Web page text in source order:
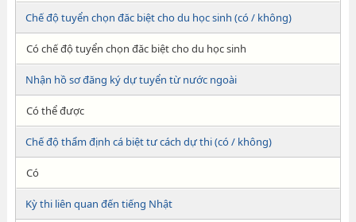
Chế độ tuyển chọn đăc biệt cho du học sinh (có / không)
Có chế độ tuyển chọn đăc biệt cho du học sinh
Nhận hồ sơ đăng ký dự tuyển từ nước ngoài
Có thể được
Chế độ thẩm định cá biệt tư cách dự thi (có / không)
Có
Kỳ thi liên quan đến tiếng Nhật